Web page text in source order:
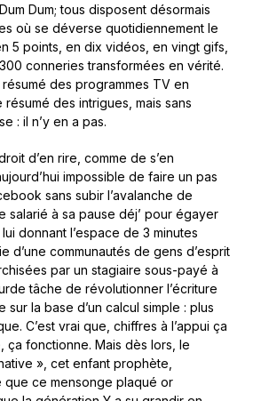
Dum; tous disposent désormais
où se déverse quotidiennement le
5 points, en dix vidéos, en vingt gifs,
conneries transformées en vérité.
des programmes TV en
des intrigues, mais sans
: il n’y en a pas.
d’en rire, comme de s’en
impossible de faire un pas
sans subir l’avalanche de
salarié à sa pause déj’ pour égayer
donnant l’espace de 3 minutes
d’une communautés de gens d’esprit
par un stagiaire sous-payé à
tâche de révolutionner l’écriture
sur la base d’un calcul simple : plus
C’est vrai que, chiffres à l’appui ça
ça fonctionne. Mais dès lors, le
», cet enfant prophète,
que ce mensonge plaqué or